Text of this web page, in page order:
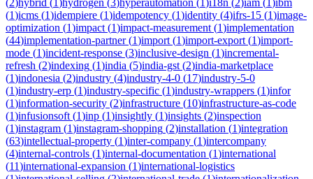
(1)icms (1)idempiere (1)idempotency (1)identity (4)ifrs-15 (1)image-
optimization (1)impact (1)impact-measurement (1)implementation
(44)implementation-partner(1)import (1)import-export (1)import-
mode (1)incident-response (3)inclusive-design (1)incremental-
refresh (2)indexing (1)india (5)india-gst (2)india-marketplace
(1)indonesia (2)industry (4)industry-4-0 (17)industry-5-0
(1)industry-erp (1)industry-specific (1)industry-wrappers (1)infor
(1)information-security (2)infrastructure (10)infrastructure-as-code
(1)infusionsoft (1)inp (1)insightly (1)insights (2)inspection
(1)instagram (1)instagram-shopping (2)installation (1)integration
(63)intellectual-property (1)inter-company (1)intercompany
(4)internal-controls (1)internal-documentation (1)international
(11)international-expansion (1)international-logistics